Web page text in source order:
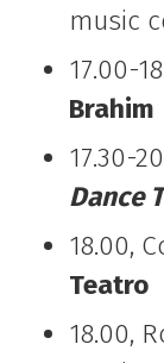
music
17.00-
Brahim
17.30-
Dance
18.00,
Teatro
18.00,